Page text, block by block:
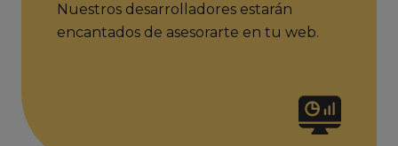
Nuestros desarrolladores estarán
encantados de asesorarte en tu web.